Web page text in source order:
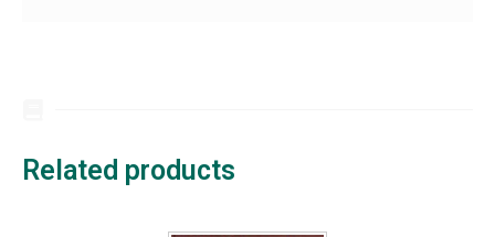
Related products